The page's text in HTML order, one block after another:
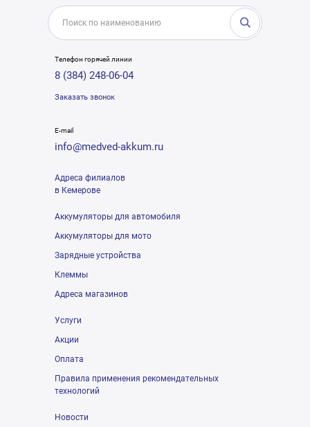
Телефон горячей линии
8 (384) 248-06-04
Заказать звонок
E-mail
info@medved-akkum.ru
Адреса филиалов
в Кемерове
Аккумуляторы для автомобиля
Аккумуляторы для мото
Зарядные устройства
Клеммы
Адреса магазинов
Услуги
Акции
Оплата
Правила применения рекомендательных
технологий
Новости